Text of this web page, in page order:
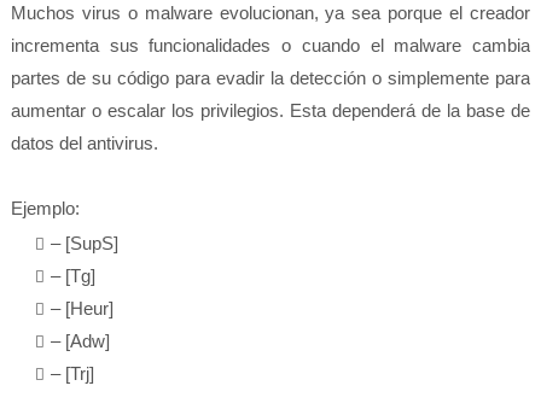
Muchos virus o malware evolucionan, ya sea porque el creador
incrementa sus funcionalidades o cuando el malware cambia
partes de su código para evadir la detección o simplemente para
aumentar o escalar los privilegios. Esta dependerá de la base de
datos del antivirus.
Ejemplo:
– [SupS]
– [Tg]
– [Heur]
– [Adw]
– [Trj]